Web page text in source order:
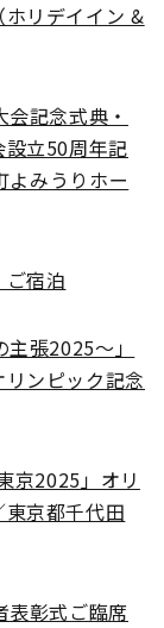
リデイイン &
記念式典・
立50周年記
よみうりホー
宿泊
張2025～」
ンピック記念
京2025」オリ
京都千代田
表彰式ご臨席